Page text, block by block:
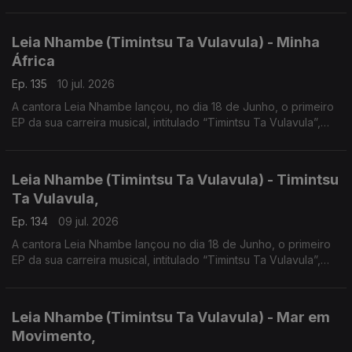
Leia Nhambe (Timintsu Ta Vulavula) - Minha
África
Ep. 135
10 jul. 2026
A cantora Leia Nhambe lançou, no dia 18 de Junho, o primeiro
EP da sua carreira musical, intitulado “Timintsu Ta Vulavula”,
Leia Nhambe (Timintsu Ta Vulavula) - Timintsu
Ta Vulavula,
Ep. 134
09 jul. 2026
A cantora Leia Nhambe lançou no dia 18 de Junho, o primeiro
EP da sua carreira musical, intitulado “Timintsu Ta Vulavula”,
Leia Nhambe (Timintsu Ta Vulavula) - Mar em
Movimento,